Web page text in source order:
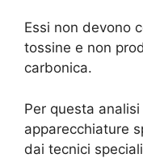
Essi non devono
tossine e non
carbonica.
Per questa
apparecchiature
dai tecnici